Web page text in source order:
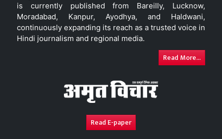
is currently published from Bareilly, Lucknow,
Moradabad, Kanpur, Ayodhya, and Haldwani,
continuously expanding its reach as a trusted voice in
Hindi journalism and regional media.
Read More...
Read E-paper